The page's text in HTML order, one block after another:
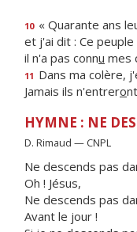
10 « Quarante ans
et j'ai dit : Ce
il n'a pas connu mes
11 Dans ma colère,
Jamais ils n'entrero
HYMNE : NE
D. Rimaud — CNPL
Ne descends pas
Oh ! Jésus,
Ne descends pas
Avant le jour !